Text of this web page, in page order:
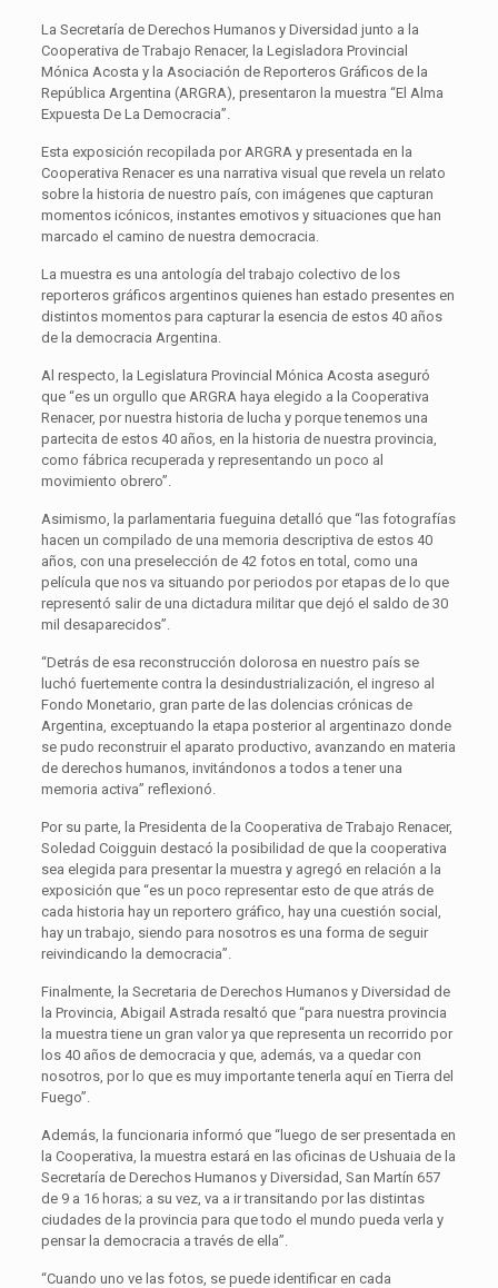
La Secretaría de Derechos Humanos y Diversidad junto a la
Cooperativa de Trabajo Renacer, la Legisladora Provincial
Mónica Acosta y la Asociación de Reporteros Gráficos de la
República Argentina (ARGRA), presentaron la muestra “El Alma
Expuesta De La Democracia”.
Esta exposición recopilada por ARGRA y presentada en la
Cooperativa Renacer es una narrativa visual que revela un relato
sobre la historia de nuestro país, con imágenes que capturan
momentos icónicos, instantes emotivos y situaciones que han
marcado el camino de nuestra democracia.
La muestra es una antología del trabajo colectivo de los
reporteros gráficos argentinos quienes han estado presentes en
distintos momentos para capturar la esencia de estos 40 años
de la democracia Argentina.
Al respecto, la Legislatura Provincial Mónica Acosta aseguró
que “es un orgullo que ARGRA haya elegido a la Cooperativa
Renacer, por nuestra historia de lucha y porque tenemos una
partecita de estos 40 años, en la historia de nuestra provincia,
como fábrica recuperada y representando un poco al
movimiento obrero”.
Asimismo, la parlamentaria fueguina detalló que “las fotografías
hacen un compilado de una memoria descriptiva de estos 40
años, con una preselección de 42 fotos en total, como una
película que nos va situando por periodos por etapas de lo que
representó salir de una dictadura militar que dejó el saldo de 30
mil desaparecidos”.
“Detrás de esa reconstrucción dolorosa en nuestro país se
luchó fuertemente contra la desindustrialización, el ingreso al
Fondo Monetario, gran parte de las dolencias crónicas de
Argentina, exceptuando la etapa posterior al argentinazo donde
se pudo reconstruir el aparato productivo, avanzando en materia
de derechos humanos, invitándonos a todos a tener una
memoria activa” reflexionó.
Por su parte, la Presidenta de la Cooperativa de Trabajo Renacer,
Soledad Coigguin destacó la posibilidad de que la cooperativa
sea elegida para presentar la muestra y agregó en relación a la
exposición que “es un poco representar esto de que atrás de
cada historia hay un reportero gráfico, hay una cuestión social,
hay un trabajo, siendo para nosotros es una forma de seguir
reivindicando la democracia”.
Finalmente, la Secretaria de Derechos Humanos y Diversidad de
la Provincia, Abigail Astrada resaltó que “para nuestra provincia
la muestra tiene un gran valor ya que representa un recorrido por
los 40 años de democracia y que, además, va a quedar con
nosotros, por lo que es muy importante tenerla aquí en Tierra del
Fuego”.
Además, la funcionaria informó que “luego de ser presentada en
la Cooperativa, la muestra estará en las oficinas de Ushuaia de la
Secretaría de Derechos Humanos y Diversidad, San Martín 657
de 9 a 16 horas; a su vez, va a ir transitando por las distintas
ciudades de la provincia para que todo el mundo pueda verla y
pensar la democracia a través de ella”.
“Cuando uno ve las fotos, se puede identificar en cada